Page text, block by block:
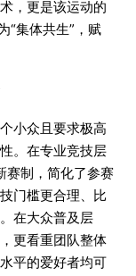
，更是该运动的
“集体共生”，赋
小众且要求极高
。在专业竞技层
赛制，简化了参赛
门槛更合理、比
在大众普及层
更看重团队整体
平的爱好者均可